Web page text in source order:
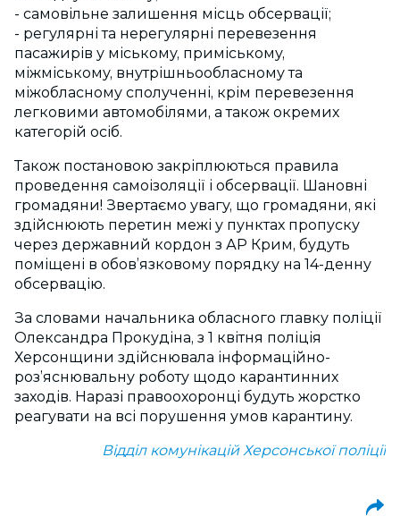
- самовільне залишення місць обсервації;
- регулярні та нерегулярні перевезення
пасажирів у міському, приміському,
міжміському, внутрішньообласному та
міжобласному сполученні, крім перевезення
легковими автомобілями, а також окремих
категорій осіб.
Також постановою закріплюються правила
проведення самоізоляції і обсервації. Шановні
громадяни! Звертаємо увагу, що громадяни, які
здійснюють перетин межі у пунктах пропуску
через державний кордон з АР Крим, будуть
поміщені в обов’язковому порядку на 14-денну
обсервацію.
За словами начальника обласного главку поліції
Олександра Прокудіна, з 1 квітня поліція
Херсонщини здійснювала інформаційно-
роз’яснювальну роботу щодо карантинних
заходів. Наразі правоохоронці будуть жорстко
реагувати на всі порушення умов карантину.
Відділ комунікацій Херсонської поліції